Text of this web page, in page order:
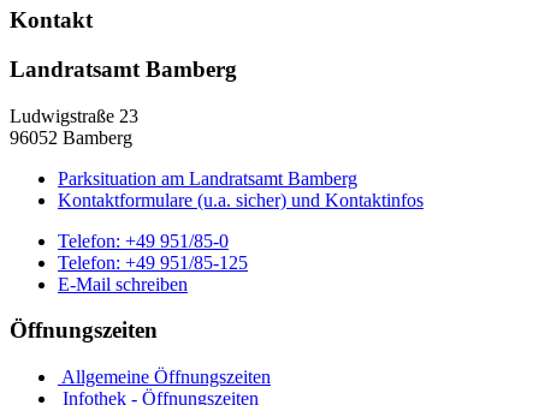
Kontakt
Landratsamt Bamberg
Ludwigstraße 23
96052 Bamberg
Parksituation am Landratsamt Bamberg
Kontaktformulare (u.a. sicher) und Kontaktinfos
Telefon: +49 951/85-0
Telefon: +49 951/85-125
E-Mail schreiben
Öffnungszeiten
Allgemeine Öffnungszeiten
Infothek - Öffnungszeiten